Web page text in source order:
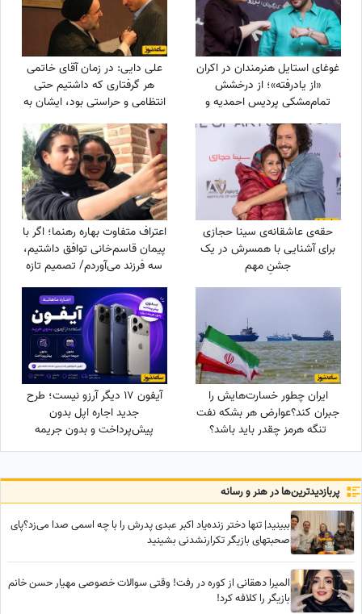
غوغای استایل هنرمندان در اکران
«از یادرفته»؛ از درخشش
تمام‌مشکی پردیس احمدیه و
آزیتا حاجیان تا تیپ اسپورت
سینا مهراد و مجید مظفری
علی دایی: در زمان آقای خاتمی
هر گرفتاری‌ که داشتیم حتی
انتظامی و حراستی بود، ایشان به
راحتی حل می‌کردند درباره پاداش
هم به تمام قولشان عمل کردند
و...
حقه‌ی عاشقانه‌ی سینا حجازی
برای آشنایی با همسرش در یک
جشنِ مهم
اعتراف متفاوت بهاره رهنما؛ اگر با
پیمان قاسم‌خانی توافق داشتیم،
سه فرزند می‌آوردم/ تصمیم تازه
برای ازدواج
ایران چطور خسارت‌هایش را
جبران کند؟عوارض هر بشکه نفت
تنگه هرمز چقدر باید باشد؟
آیفون 17 دیگر آرزو نیست؛ طرح
جدید اجاره اپل بدون
پیش‌پرداخت و بدون جریمه
دیرکرد
پربازدید‌ترین‌ها در هنر و رسانه
ببینید| تنها دختر زنده‌یاد اکبر عبدی پدرش را با چه اسمی صدا می‌زد؟پای
صحبتهای بازیگر تکرارنشدنی بشینید
المیرا دهقانی از کوره در رفت! وقتی سوالات خصوصی مهیار حسن خانم
بازیگر را کلافه کرد!